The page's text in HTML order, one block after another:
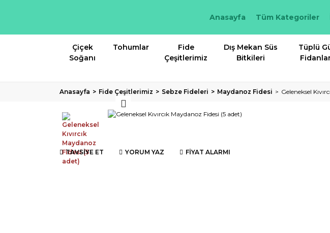
Anasayfa Tüm Kategoriler
Çiçek
Soğanı
Tohumlar
Fide
Çeşitlerimiz
Dış Mekan Süs
Bitkileri
Tüplü
Anasayfa Fide Çeşitlerimiz Sebze Fideleri Maydanoz Fidesi Geleneksel
TAVSİYE ET YORUM YAZ FİYAT ALARMI